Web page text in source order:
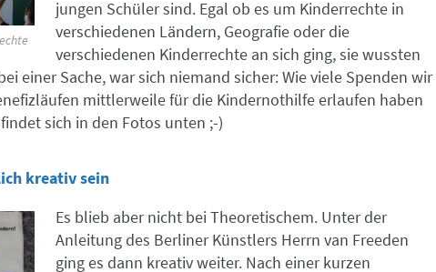
jungen Schüler sind. Egal ob es um Kinderrechte in
verschiedenen Ländern, Geografie oder die
verschiedenen Kinderrechte an sich ging, sie wussten
einer Sache, war sich niemand sicher: Wie viele Spenden wir
mittlerweile für die Kindernothilfe erlaufen haben
sich in den Fotos unten ;-)
kreativ sein
Es blieb aber nicht bei Theoretischem. Unter der
Anleitung des Berliner Künstlers Herrn van Freeden
ging es dann kreativ weiter. Nach einer kurzen